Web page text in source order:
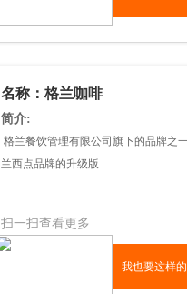
名称：格兰咖啡
简介:
格兰餐饮管理有限公司旗下的品牌之
兰西点品牌的升级版
扫一扫查看更多
我也要这样